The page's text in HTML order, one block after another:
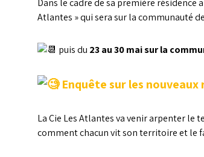
Dans le cadre de sa première résidence
Atlantes » qui sera sur la communauté
puis du 23 au 30 mai sur la
Enquête sur les nouveaux
La Cie Les Atlantes va venir arpenter
comment chacun vit son territoire et le